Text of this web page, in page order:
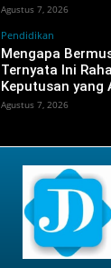
Agustus 7, 2026
Pendidikan
Mengapa
Ternyata Ini
Keputusan yang
Agustus 7, 2026